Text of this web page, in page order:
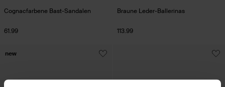
Cognacfarbene Bast-Sandalen
61.99
Braune Leder-Ballerinas
113.99
new